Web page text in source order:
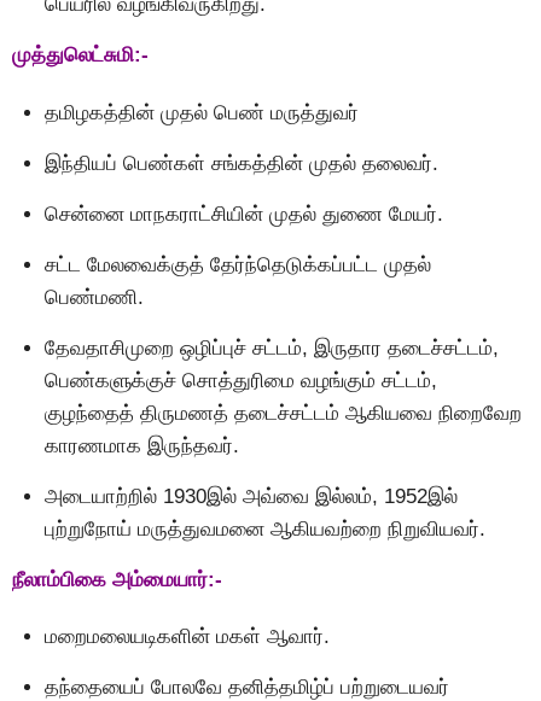
பெயரில் வழங்கிவருகிறது.
முத்துலெட்சுமி:-
தமிழகத்தின் முதல் பெண் மருத்துவர்
இந்தியப் பெண்கள் சங்கத்தின் முதல் தலைவர்.
சென்னை மாநகராட்சியின் முதல் துணை மேயர்.
சட்ட மேலவைக்குத் தேர்ந்தெடுக்கப்பட்ட முதல்
பெண்மணி.
தேவதாசிமுறை ஒழிப்புச் சட்டம், இருதார தடைச்சட்டம்,
பெண்களுக்குச் சொத்துரிமை வழங்கும் சட்டம்,
குழந்தைத் திருமணத் தடைச்சட்டம் ஆகியவை நிறைவேற
காரணமாக இருந்தவர்.
அடையாற்றில் 1930இல் அவ்வை இல்லம், 1952இல்
புற்றுநோய் மருத்துவமனை ஆகியவற்றை நிறுவியவர்.
நீலாம்பிகை அம்மையார்:-
மறைமலையடிகளின் மகள் ஆவார்.
தந்தையைப் போலவே தனித்தமிழ்ப் பற்றுடையவர்